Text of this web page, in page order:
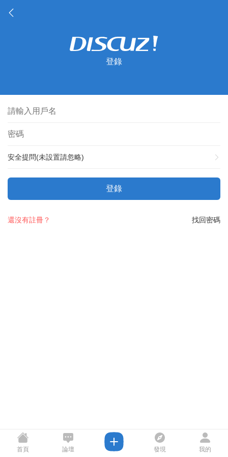
登錄
安全提問(未設置請忽略)
登錄
找回密碼
還沒有註冊？
首頁 論壇 發現 我的